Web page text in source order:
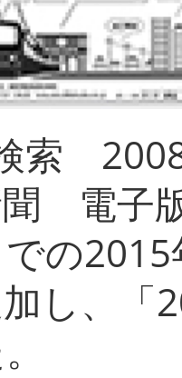
索
電子
の
し、「
し